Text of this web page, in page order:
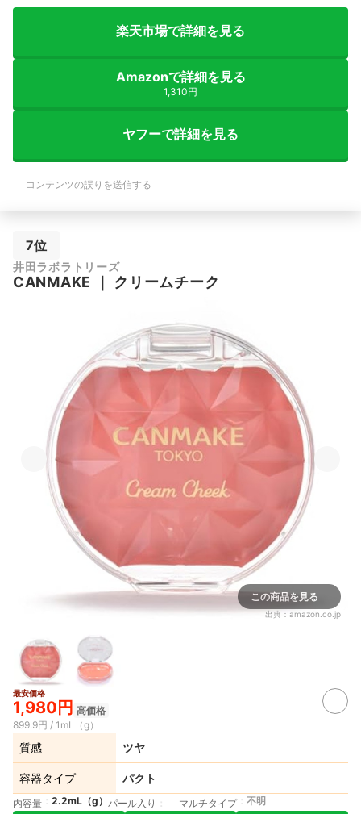
楽天市場で詳細を見る
Amazonで詳細を見る
1,310円
ヤフーで詳細を見る
コンテンツの誤りを送信する
7位
井田ラボラトリーズ
CANMAKE ｜ クリームチーク
この商品を見る
出典： amazon.co.jp
最安価格
1,980円 高価格
899.9円 / 1mL（g）
質感 ツヤ
容器タイプ パクト
内容量 2.2mL（g） パール入り マルチタイプ 不明